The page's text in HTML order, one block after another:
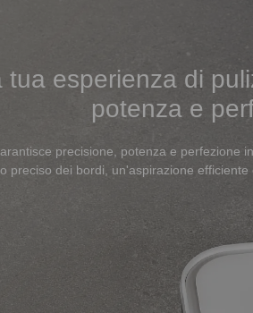
tua esperienza di
potenza e
precisione, potenza e perfezione
preciso dei bordi, un'aspirazione